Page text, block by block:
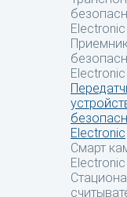
Electronic
Electronic
Electronic
Смарт
Electronic